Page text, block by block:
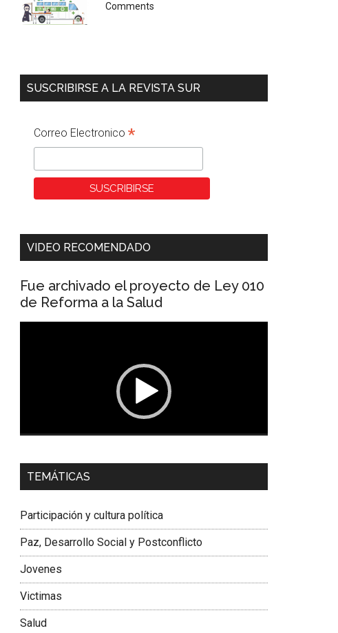
Comments
SUSCRIBIRSE A LA REVISTA SUR
Correo Electronico *
VIDEO RECOMENDADO
Fue archivado el proyecto de Ley 010
de Reforma a la Salud
Dra. Carolina Corcho Mejía,
Latinoamericana Sur, Vicepresidenta Federación
TEMÁTICAS
Participación y cultura política
Paz, Desarrollo Social y Postconflicto
Jovenes
Victimas
Salud